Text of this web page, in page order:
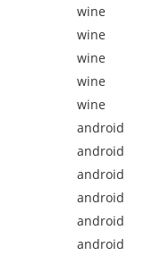
wine
wine
wine
wine
wine
android
android
android
android
android
android